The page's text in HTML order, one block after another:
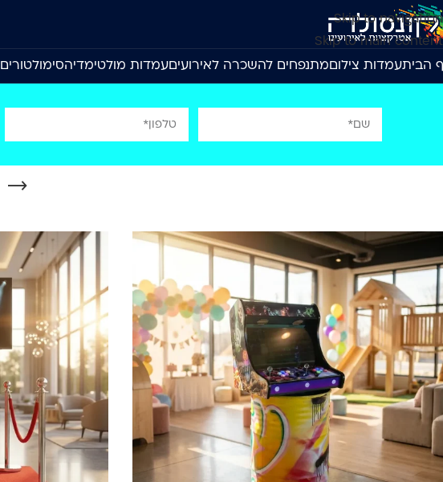
Skip to navigation
Skip to main content
הביתעמדות צילוםמתנפחים להשכרה לאירועיםעמדות מולטימדיהסימולטורים